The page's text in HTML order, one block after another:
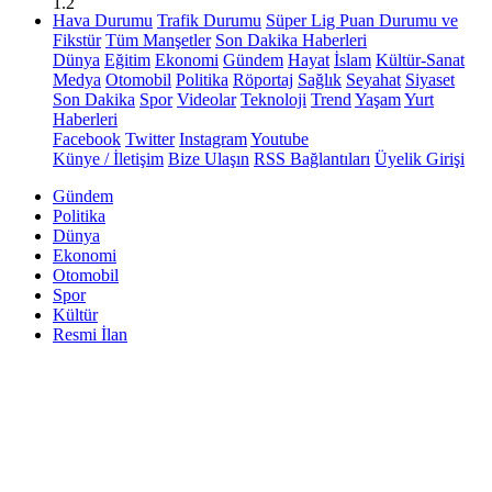
Hava Durumu Trafik Durumu Süper Lig Puan Durumu ve
Fikstür Tüm Manşetler Son Dakika Haberleri
Dünya Eğitim Ekonomi Gündem Hayat İslam Kültür-Sanat
Medya Otomobil Politika Röportaj Sağlık Seyahat Siyaset
Son Dakika Spor Videolar Teknoloji Trend YaşamYurt
Haberleri
Facebook Twitter InstagramYoutube
Künye / İletişim Bize Ulaşın RSS Bağlantıları Üyelik Girişi
Gündem
Politika
Dünya
Ekonomi
Otomobil
Spor
Kültür
Resmi İlan